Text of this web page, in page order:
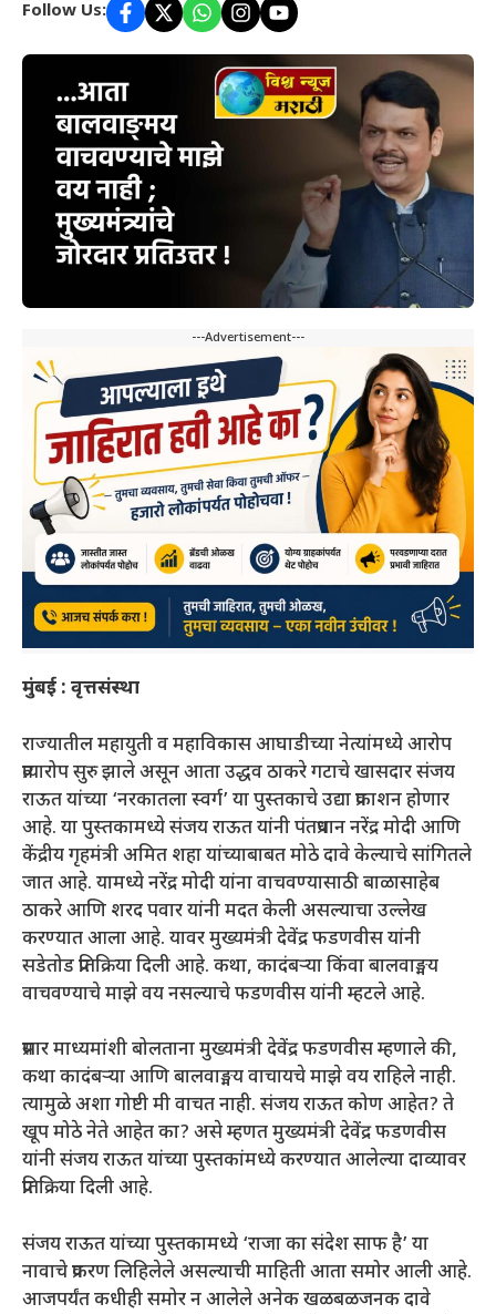
Follow Us:
---Advertisement---
मुंबई : वृत्तसंस्था
राज्यातील महायुती व महाविकास आघाडीच्या नेत्यांमध्ये आरोप
प्रत्यारोप सुरु झाले असून आता उद्धव ठाकरे गटाचे खासदार संजय
राऊत यांच्या ‘नरकातला स्वर्ग’ या पुस्तकाचे उद्या प्रकाशन होणार
आहे. या पुस्तकामध्ये संजय राऊत यांनी पंतप्रधान नरेंद्र मोदी आणि
केंद्रीय गृहमंत्री अमित शहा यांच्याबाबत मोठे दावे केल्याचे सांगितले
जात आहे. यामध्ये नरेंद्र मोदी यांना वाचवण्यासाठी बाळासाहेब
ठाकरे आणि शरद पवार यांनी मदत केली असल्याचा उल्लेख
करण्यात आला आहे. यावर मुख्यमंत्री देवेंद्र फडणवीस यांनी
सडेतोड प्रतिक्रिया दिली आहे. कथा, कादंबऱ्या किंवा बालवाङ्मय
वाचवण्याचे माझे वय नसल्याचे फडणवीस यांनी म्हटले आहे.
प्रसार माध्यमांशी बोलताना मुख्यमंत्री देवेंद्र फडणवीस म्हणाले की,
कथा कादंबऱ्या आणि बालवाङ्मय वाचायचे माझे वय राहिले नाही.
त्यामुळे अशा गोष्टी मी वाचत नाही. संजय राऊत कोण आहेत? ते
खूप मोठे नेते आहेत का? असे म्हणत मुख्यमंत्री देवेंद्र फडणवीस
यांनी संजय राऊत यांच्या पुस्तकांमध्ये करण्यात आलेल्या दाव्यावर
प्रतिक्रिया दिली आहे.
संजय राऊत यांच्या पुस्तकामध्ये ‘राजा का संदेश साफ है’ या
नावाचे प्रकरण लिहिलेले असल्याची माहिती आता समोर आली आहे.
आजपर्यंत कधीही समोर न आलेले अनेक खळबळजनक दावे